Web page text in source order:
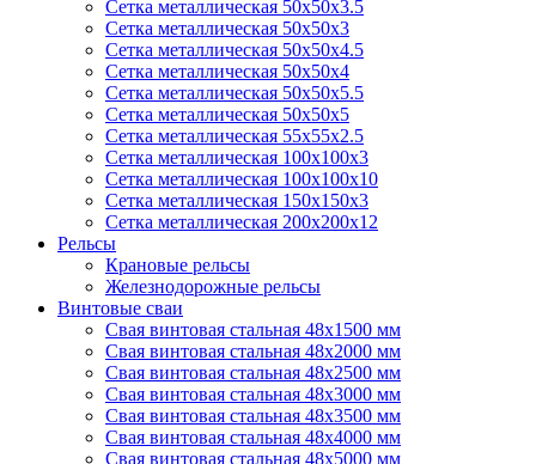
Сетка металлическая 50х50х3.5
Сетка металлическая 50х50х3
Сетка металлическая 50х50х4.5
Сетка металлическая 50х50х4
Сетка металлическая 50х50х5.5
Сетка металлическая 50х50х5
Сетка металлическая 55х55х2.5
Сетка металлическая 100х100х3
Сетка металлическая 100х100х10
Сетка металлическая 150х150х3
Сетка металлическая 200х200х12
Рельсы
Крановые рельсы
Железнодорожные рельсы
Винтовые сваи
Свая винтовая стальная 48х1500 мм
Свая винтовая стальная 48х2000 мм
Свая винтовая стальная 48х2500 мм
Свая винтовая стальная 48х3000 мм
Свая винтовая стальная 48х3500 мм
Свая винтовая стальная 48х4000 мм
Свая винтовая стальная 48х5000 мм